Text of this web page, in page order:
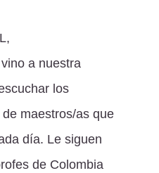
,
vino a nuestra
los
maestros/as que
día. Le siguen
de Colombia